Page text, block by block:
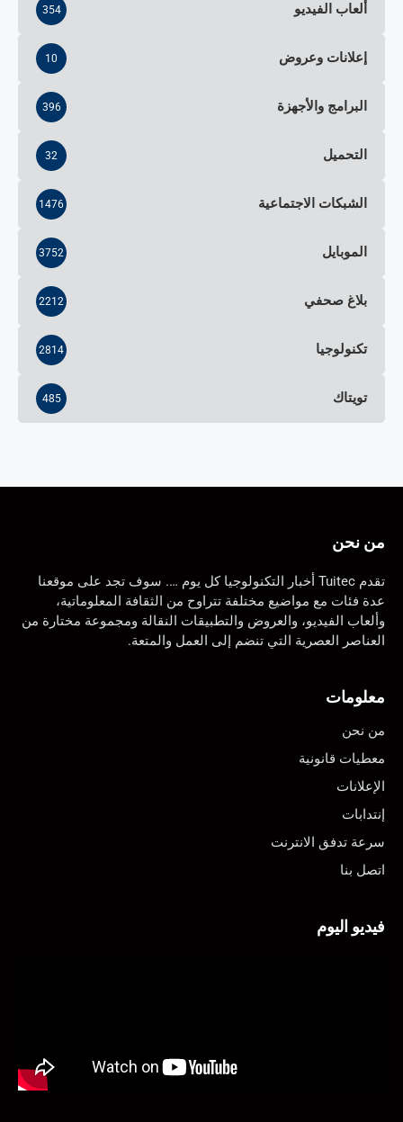
ألعاب الفيديو 354
إعلانات وعروض 10
البرامج والأجهزة 396
التحميل 32
الشبكات الاجتماعية 1476
الموبايل 3752
بلاغ صحفي 2212
تكنولوجيا 2814
تويتاك 485
من نحن
تقدم Tuitec أخبار التكنولوجيا كل يوم …. سوف تجد على موقعنا
عدة فئات مع مواضيع مختلفة تتراوح من الثقافة المعلوماتية،
وألعاب الفيديو، والعروض والتطبيقات النقالة ومجموعة مختارة من
العناصر العصرية التي تنضم إلى العمل والمتعة.
معلومات
من نحن
معطيات قانونية
الإعلانات
إنتدابات
سرعة تدفق الانترنت
اتصل بنا
فيديو اليوم